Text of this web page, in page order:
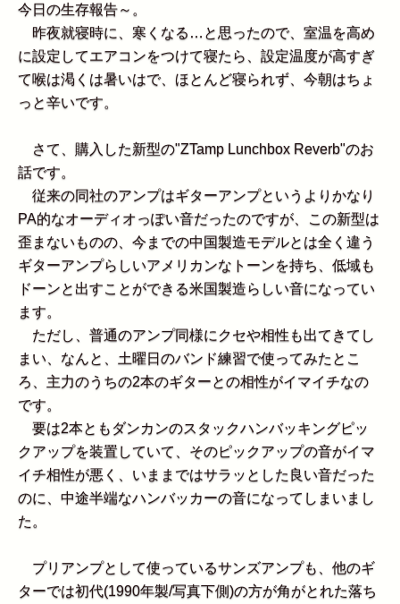
今日の生存報告～。
昨夜就寝時に、寒くなる…と思ったので、室温を高め
に設定してエアコンをつけて寝たら、設定温度が高すぎ
て喉は渇くは暑いはで、ほとんど寝られず、今朝はちょ
っと辛いです。
さて、購入した新型の"ZTamp Lunchbox Reverb"のお
話です。
従来の同社のアンプはギターアンプというよりかなり
PA的なオーディオっぽい音だったのですが、この新型は
歪まないものの、今までの中国製造モデルとは全く違う
ギターアンプらしいアメリカンなトーンを持ち、低域も
ドーンと出すことができる米国製造らしい音になってい
ます。
ただし、普通のアンプ同様にクセや相性も出てきてし
まい、なんと、土曜日のバンド練習で使ってみたとこ
ろ、主力のうちの2本のギターとの相性がイマイチなの
です。
要は2本ともダンカンのスタックハンバッキングピッ
クアップを装置していて、そのピックアップの音がイマ
イチ相性が悪く、いままではサラッとした良い音だった
のに、中途半端なハンバッカーの音になってしまいまし
た。
プリアンプとして使っているサンズアンプも、他のギ
ターでは初代(1990年製/写真下側)の方が角がとれた落ち